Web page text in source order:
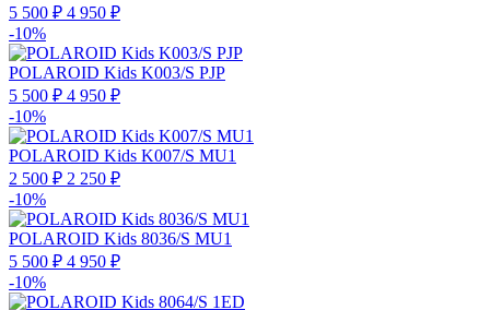
5 500 ₽ 4 950 ₽
-10%
POLAROID Kids K003/S PJP
5 500 ₽ 4 950 ₽
-10%
POLAROID Kids K007/S MU1
2 500 ₽ 2 250 ₽
-10%
POLAROID Kids 8036/S MU1
5 500 ₽ 4 950 ₽
-10%